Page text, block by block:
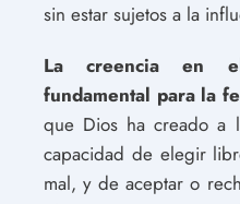
sin estar sujetos a la
La creencia en
fundamental para la
que Dios ha creado a
capacidad de elegir
mal, y de aceptar o